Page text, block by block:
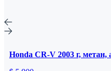
Honda CR-V 2003 г, метан,